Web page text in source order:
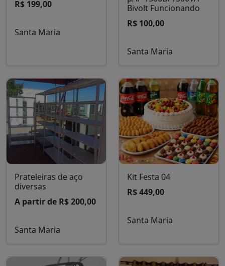
R$ 199,00
Santa Maria
Bivolt Funcionando
R$ 100,00
Santa Maria
Prateleiras de aço
diversas
A partir de R$ 200,00
Santa Maria
Kit Festa 04
R$ 449,00
Santa Maria